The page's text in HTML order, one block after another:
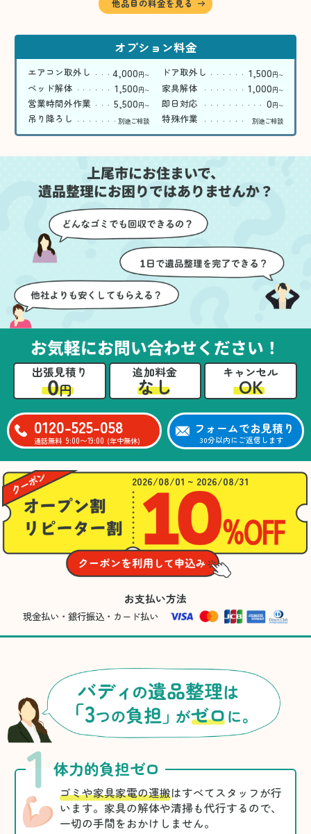
他品目の料金を見る
オプション料金
エアコン取外し 4,000円〜 ドア取外し 1,500円〜
ベッド解体 1,500円〜 家具解体 1,000円〜
営業時間外作業 5,500円〜 即日対応 0円〜
吊り降ろし 別途ご相談 特殊作業 別途ご相談
上尾市にお住まいで、
遺品整理にお困りではありませんか？
お気軽にお問い合わせください！
出張見積り
0円
追加料金
なし
キャンセル
OK
0120-525-058
通話無料 9:00〜19:00 (年中無休)
フォームでお見積り
30分以内にご返信します
2026/08/01 ~ 2026/08/31
お支払い方法
現金払い・銀行振込・カード払い
1 体力的負担ゼロ
ゴミや家具家電の運搬はすべてスタッフが行
います。家具の解体や清掃も代行するので、
一切の手間をおかけしません。